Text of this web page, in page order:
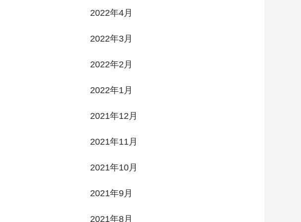
2022年4月
2022年3月
2022年2月
2022年1月
2021年12月
2021年11月
2021年10月
2021年9月
2021年8月